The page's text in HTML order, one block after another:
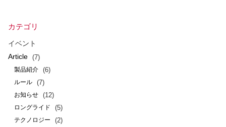
カテゴリ
イベント
Article
(7)
製品紹介 (6)
ルール (7)
お知らせ (12)
ロングライド (5)
テクノロジー (2)